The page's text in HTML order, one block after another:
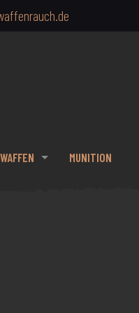
WAFFEN MUNITION